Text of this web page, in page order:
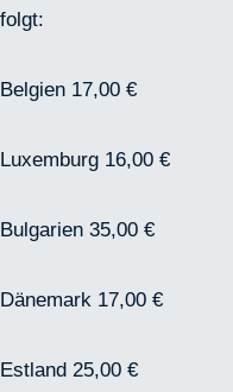
folgt:
Belgien 17,00 €
Luxemburg 16,00 €
Bulgarien 35,00 €
Dänemark 17,00 €
Estland 25,00 €